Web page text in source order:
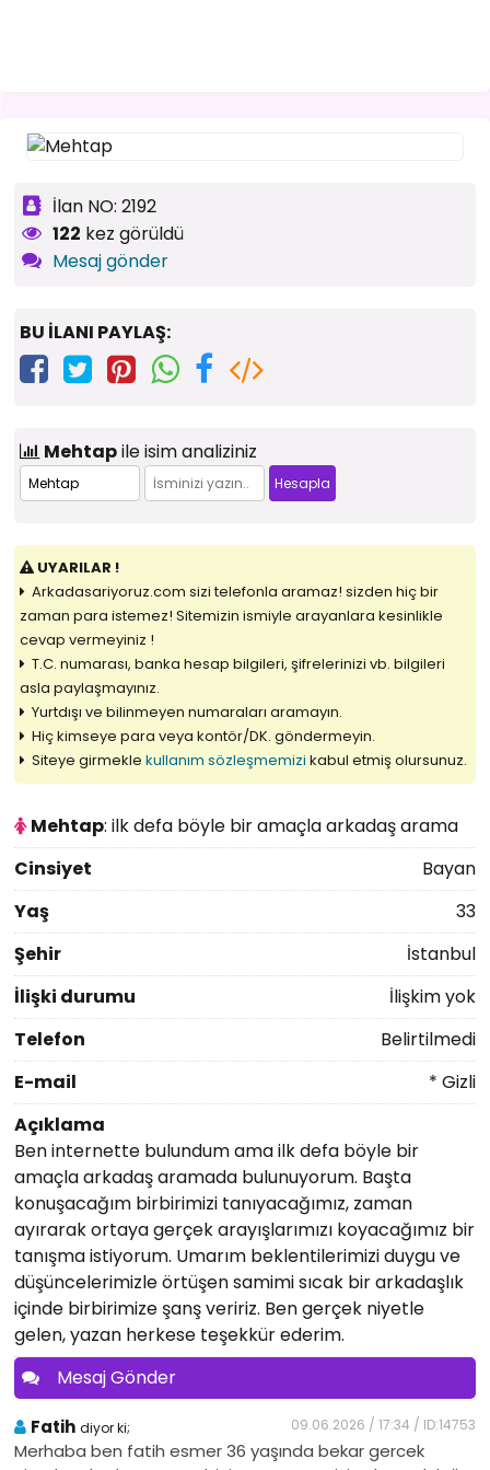
İlan NO: 2192
122 kez görüldü
Mesaj gönder
BU İLANI PAYLAŞ:
Mehtapile isim analiziniz
UYARILAR !
Arkadasariyoruz.com sizi telefonla aramaz! sizden hiç bir
zaman para istemez! Sitemizin ismiyle arayanlara kesinlikle
cevap vermeyiniz !
T.C. numarası, banka hesap bilgileri, şifrelerinizi vb. bilgileri
asla paylaşmayınız.
Yurtdışı ve bilinmeyen numaraları aramayın.
Hiç kimseye para veya kontör/DK. göndermeyin.
Siteye girmekle kullanım sözleşmemizi kabul etmiş olursunuz.
Mehtap: ilk defa böyle bir amaçla arkadaş arama
Cinsiyet
Bayan
Yaş
33
Şehir
İstanbul
İlişki durumu
İlişkim yok
Telefon
Belirtilmedi
E-mail
* Gizli
Açıklama
Ben internette bulundum ama ilk defa böyle bir
amaçla arkadaş aramada bulunuyorum. Başta
konuşacağım birbirimizi tanıyacağımız, zaman
ayırarak ortaya gerçek arayışlarımızı koyacağımız bir
tanışma istiyorum. Umarım beklentilerimizi duygu ve
düşüncelerimizle örtüşen samimi sıcak bir arkadaşlık
içinde birbirimize şanş veririz. Ben gerçek niyetle
gelen, yazan herkese teşekkür ederim.
Mesaj Gönder
Fatih diyor ki; 09.06.2026 / 17:34 / ID:14753
Merhaba ben fatih esmer 36 yaşında bekar gercek